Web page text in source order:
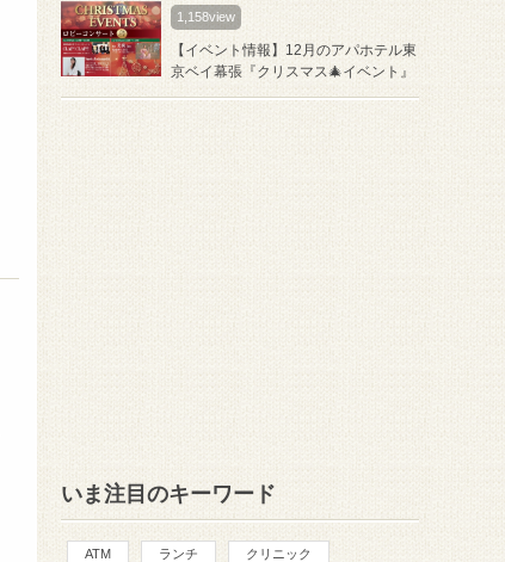
1,158view
【イベント情報】12月のアパホテル東
京ベイ幕張『クリスマス🎄イベント』
いま注目のキーワード
ATM ランチ クリニック